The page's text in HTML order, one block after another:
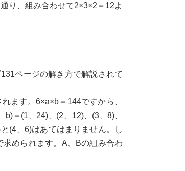
り、組み合わせて2×3×2＝12よ
ページの解き方で解説されて
ます。6×a×b＝144ですから、
＝(1、24)、(2、12)、(3、8)、
(4、6)はあてはまりません。し
められます。A、Bの組み合わ